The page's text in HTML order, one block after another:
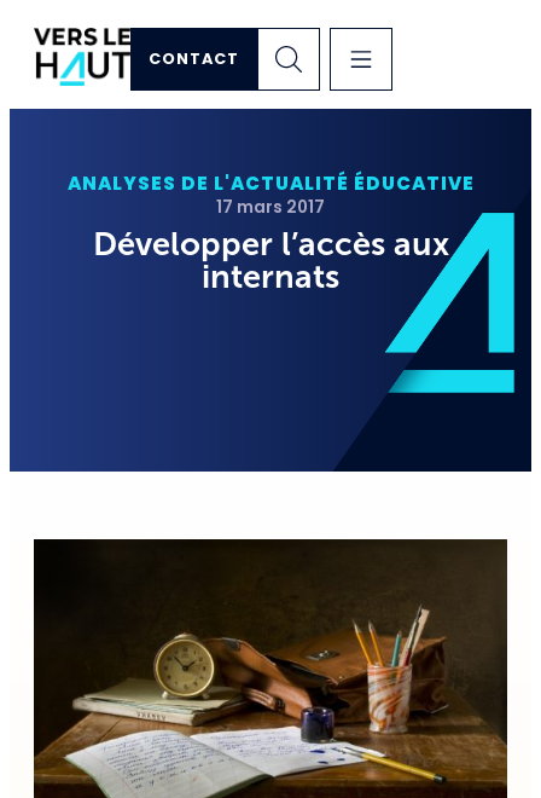
CONTACT
ANALYSES DE L'ACTUALITÉ ÉDUCATIVE
17 mars 2017
Développer l’accès aux
internats